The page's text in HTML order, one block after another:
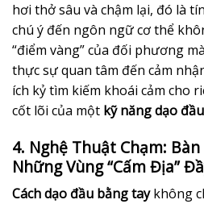
hơi thở sâu và chậm lại, đó là
chú ý đến ngôn ngữ cơ thể
“điểm vàng” của đối phương
thực sự quan tâm đến cảm
ích kỷ tìm kiếm khoái cảm cho
cốt lõi của một kỹ năng dạo
4. Nghệ Thuật Chạm:
Những Vùng “Cấm Địa”
Cách dạo đầu bằng taykhông